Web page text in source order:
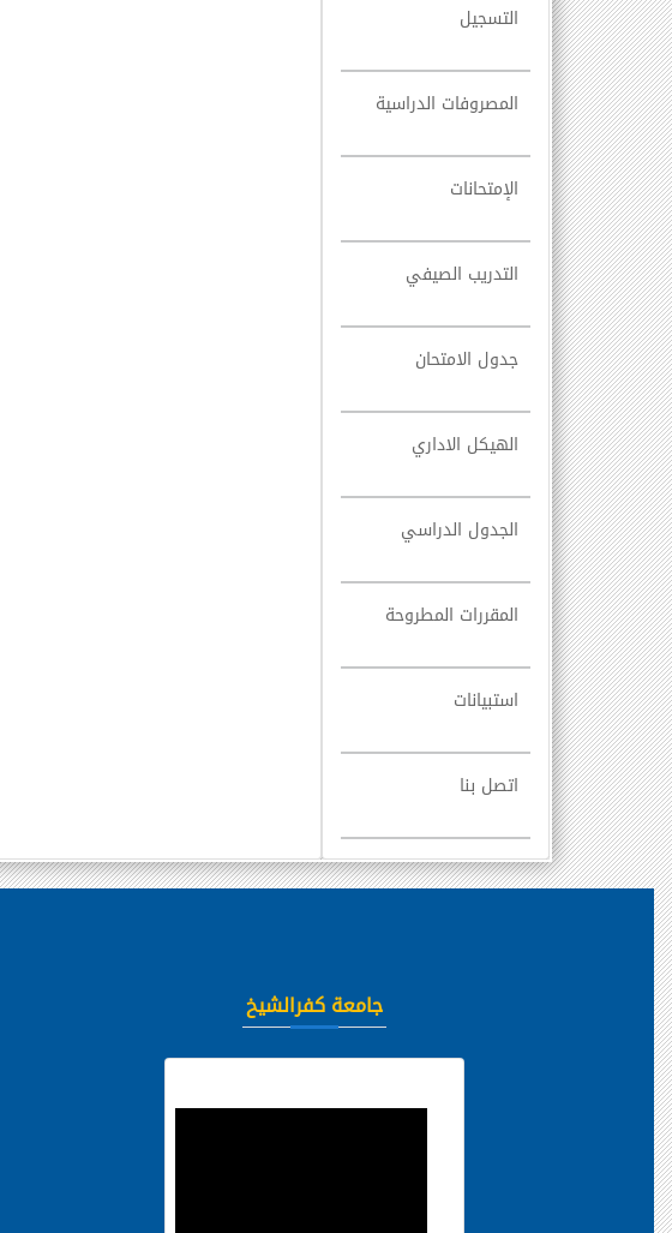
التسجيل
المصروفات الدراسية
الإمتحانات
التدريب الصيفي
جدول الامتحان
الهيكل الاداري
الجدول الدراسي
المقررات المطروحة
استبيانات
اتصل بنا
جامعة كفرالشيخ